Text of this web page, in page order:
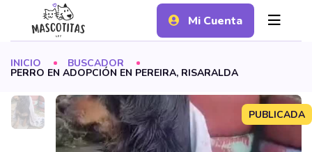
Mi Cuenta
INICIO BUSCADOR
PERRO EN ADOPCIÓN EN PEREIRA, RISARALDA
PUBLICADA